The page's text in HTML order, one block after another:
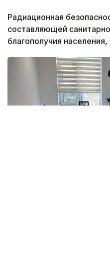
Радиационная
составляющей
благополучия